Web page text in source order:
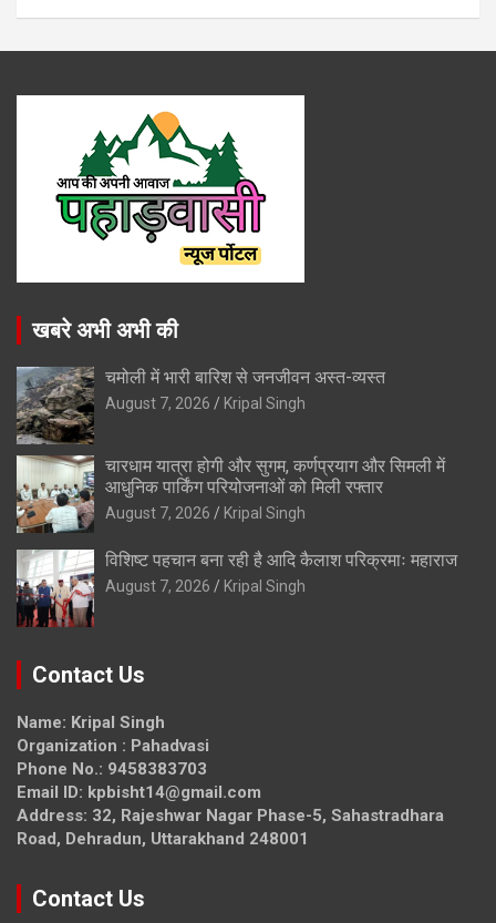
खबरे अभी अभी की
चमोली में भारी बारिश से जनजीवन अस्त-व्यस्त
August 7, 2026 Kripal Singh
चारधाम यात्रा होगी और सुगम, कर्णप्रयाग और सिमली में
आधुनिक पार्किंग परियोजनाओं को मिली रफ्तार
August 7, 2026 Kripal Singh
विशिष्ट पहचान बना रही है आदि कैलाश परिक्रमाः महाराज
August 7, 2026 Kripal Singh
Contact Us
Name: Kripal Singh
Organization : Pahadvasi
Phone No.: 9458383703
Email ID: kpbisht14@gmail.com
Address: 32, Rajeshwar Nagar Phase-5, Sahastradhara
Road, Dehradun, Uttarakhand 248001
Contact Us